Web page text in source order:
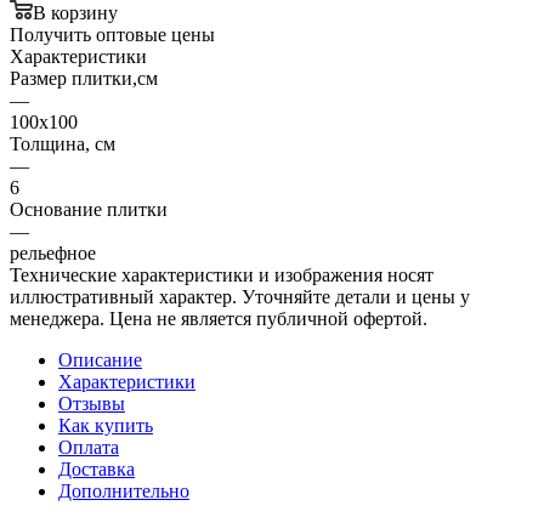
В корзину
Получить оптовые цены
Характеристики
Размер плитки,см
—
100х100
Толщина, см
—
6
Основание плитки
—
рельефное
Технические характеристики и изображения носят
иллюстративный характер. Уточняйте детали и цены у
менеджера. Цена не является публичной офертой.
Описание
Характеристики
Отзывы
Как купить
Оплата
Доставка
Дополнительно